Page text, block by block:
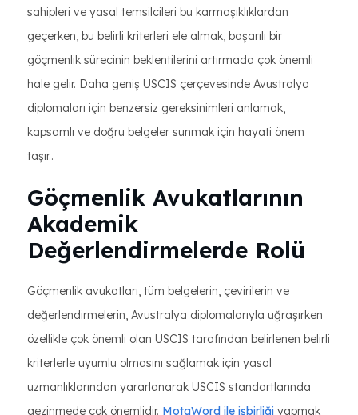
sahipleri ve yasal temsilcileri bu karmaşıklıklardan
geçerken, bu belirli kriterleri ele almak, başarılı bir
göçmenlik sürecinin beklentilerini artırmada çok önemli
hale gelir. Daha geniş USCIS çerçevesinde Avustralya
diplomaları için benzersiz gereksinimleri anlamak,
kapsamlı ve doğru belgeler sunmak için hayati önem
taşır..
Göçmenlik Avukatlarının
Akademik
Değerlendirmelerde Rolü
Göçmenlik avukatları, tüm belgelerin, çevirilerin ve
değerlendirmelerin, Avustralya diplomalarıyla uğraşırken
özellikle çok önemli olan USCIS tarafından belirlenen belirli
kriterlerle uyumlu olmasını sağlamak için yasal
uzmanlıklarından yararlanarak USCIS standartlarında
gezinmede çok önemlidir. MotaWord ile işbirliği yapmak